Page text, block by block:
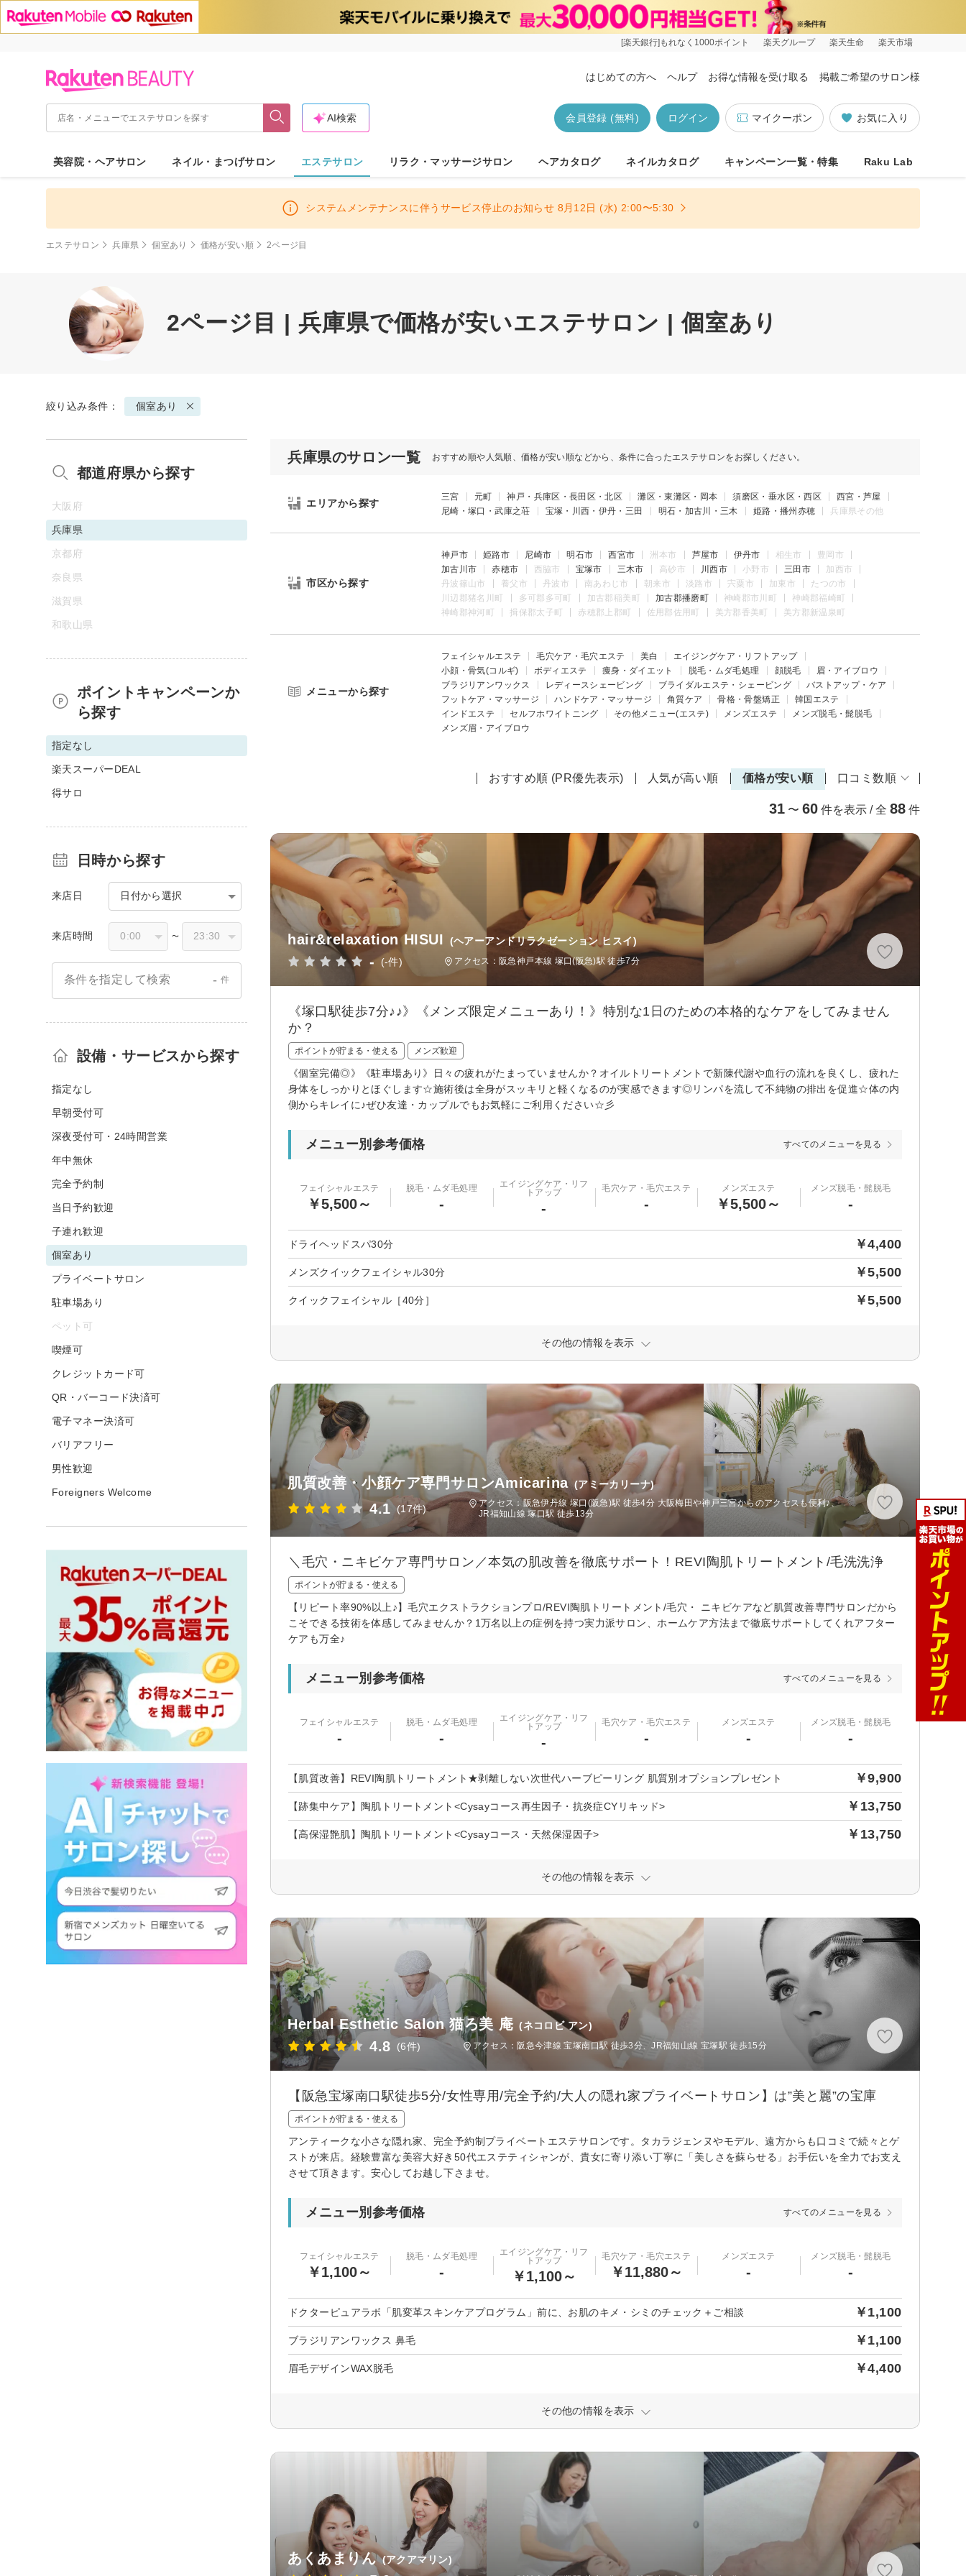
[楽天銀行]もれなく1000ポイント 楽天グループ 楽天生命 楽天市場
はじめての方へ ヘルプ お得な情報を受け取る 掲載ご希望のサロン様
お気に入り
マイクーポン
ログイン
会員登録 (無料)
AI検索
美容院・ヘアサロン ネイル・まつげサロン エステサロン リラク・マッサージサロン ヘアカタログ ネイルカタログ キャンペーン一覧・特集 Raku Lab
システムメンテナンスに伴うサービス停止のお知らせ 8月12日 (水) 2:00〜5:30
エステサロン 兵庫県 個室あり 価格が安い順 2ページ目
2ページ目 | 兵庫県で価格が安いエステサロン | 個室あり
絞り込み条件： 個室あり
兵庫県のサロン一覧 おすすめ順や人気順、価格が安い順などから、条件に合ったエステサロンをお探しください。
エリアから探す
三宮 元町 神戸・兵庫区・長田区・北区 灘区・東灘区・岡本 須磨区・垂水区・西区
西宮・芦屋
尼崎・塚口・武庫之荘
宝塚・川西・伊丹・三田 明石・加古川・三木 姫路・播州赤穂 兵庫県その他
市区から探す
神戸市 姫路市 尼崎市 明石市 西宮市 洲本市 芦屋市 伊丹市 相生市
豊岡市
加古川市
赤穂市 西脇市 宝塚市 三木市 高砂市 川西市 小野市 三田市
加西市
丹波篠山市
養父市 丹波市 南あわじ市 朝来市 淡路市 宍粟市 加東市
たつの市
川辺郡猪名川町
多可郡多可町 加古郡稲美町 加古郡播磨町 神崎郡市川町
神崎郡福崎町
神崎郡神河町
揖保郡太子町 赤穂郡上郡町 佐用郡佐用町 美方郡香美町 美方郡新温泉町
メニューから探す
フェイシャルエステ 毛穴ケア・毛穴エステ 美白
エイジングケア・リフトアップ
小顔・骨気(コルギ)
ボディエステ 痩身・ダイエット 脱毛・ムダ毛処理 顔脱毛
眉・アイブロウ
ブラジリアンワックス
レディースシェービング ブライダルエステ・シェービング
バストアップ・ケア
フットケア・マッサージ
ハンドケア・マッサージ 角質ケア 骨格・骨盤矯正
韓国エステ
インドエステ
セルフホワイトニング その他メニュー(エステ) メンズエステ
メンズ脱毛・髭脱毛
メンズ眉・アイブロウ
おすすめ順 (PR優先表示) 人気が高い順 価格が安い順 口コミ数順
31 〜 60 件を表示 / 全 88 件
hair&relaxation HISUI (ヘアーアンドリラクゼーション ヒスイ)
- (-件) アクセス：阪急神戸本線 塚口(阪急)駅 徒歩7分
《塚口駅徒歩7分♪♪》《メンズ限定メニューあり！》特別な1日のための本格的なケアをしてみません
か？
ポイントが貯まる・使える メンズ歓迎
《個室完備◎》《駐車場あり》日々の疲れがたまっていませんか？オイルトリートメントで新陳代謝や血行の流れを良くし、疲れた
身体をしっかりとほぐします☆施術後は全身がスッキリと軽くなるのが実感できます◎リンパを流して不純物の排出を促進☆体の内
側からキレイに♪ぜひ友達・カップルでもお気軽にご利用ください☆彡
メニュー別参考価格 すべてのメニューを見る
フェイシャルエステ
￥5,500～
脱毛・ムダ毛処理
-
エイジングケア・リフ
トアップ
-
毛穴ケア・毛穴エステ
-
メンズエステ
￥5,500～
メンズ脱毛・髭脱毛
-
ドライヘッドスパ30分 ￥4,400
メンズクイックフェイシャル30分 ￥5,500
クイックフェイシャル［40分］ ￥5,500
その他の情報を表示
肌質改善・小顔ケア専門サロンAmicarina (アミーカリーナ)
4.1 (17件)
アクセス：阪急伊丹線 塚口(阪急)駅 徒歩4分 大阪梅田や神戸三宮からのアクセスも便利♪、
JR福知山線 塚口駅 徒歩13分
＼毛穴・ニキビケア専門サロン／本気の肌改善を徹底サポート！REVI陶肌トリートメント/毛洗洗浄
ポイントが貯まる・使える
【リピート率90%以上♪】毛穴エクストラクションプロ/REVI陶肌トリートメント/毛穴・ ニキビケアなど肌質改善専門サロンだから
こそできる技術を体感してみませんか？1万名以上の症例を持つ実力派サロン、ホームケア方法まで徹底サポートしてくれアフター
ケアも万全♪
メニュー別参考価格 すべてのメニューを見る
フェイシャルエステ
-
脱毛・ムダ毛処理
-
エイジングケア・リフ
トアップ
-
毛穴ケア・毛穴エステ
-
メンズエステ
-
メンズ脱毛・髭脱毛
-
【肌質改善】REVI陶肌トリートメント★剥離しない次世代ハーブピーリング 肌質別オプションプレゼント ￥9,900
【跡集中ケア】陶肌トリートメント<Cysayコース再生因子・抗炎症CYリキッド> ￥13,750
【高保湿艶肌】陶肌トリートメント<Cysayコース・天然保湿因子> ￥13,750
その他の情報を表示
Herbal Esthetic Salon 猫ろ美 庵 (ネコロビ アン)
4.8 (6件) アクセス：阪急今津線 宝塚南口駅 徒歩3分、JR福知山線 宝塚駅 徒歩15分
【阪急宝塚南口駅徒歩5分/女性専用/完全予約/大人の隠れ家プライベートサロン】は”美と麗”の宝庫
ポイントが貯まる・使える
アンティークな小さな隠れ家、完全予約制プライベートエステサロンです。タカラジェンヌやモデル、遠方からも口コミで続々とゲ
ストが来店。経験豊富な美容大好き50代エステティシャンが、貴女に寄り添い丁寧に「美しさを蘇らせる」お手伝いを全力でお支え
させて頂きます。安心してお越し下さませ。
メニュー別参考価格 すべてのメニューを見る
フェイシャルエステ
￥1,100～
脱毛・ムダ毛処理
-
エイジングケア・リフ
トアップ
￥1,100～
毛穴ケア・毛穴エステ
￥11,880～
メンズエステ
-
メンズ脱毛・髭脱毛
-
ドクターピュアラボ「肌変革スキンケアプログラム」前に、お肌のキメ・シミのチェック＋ご相談 ￥1,100
ブラジリアンワックス 鼻毛 ￥1,100
眉毛デザインWAX脱毛 ￥4,400
その他の情報を表示
あくあまりん (アクアマリン)
都道府県から探す
大阪府
兵庫県
京都府
奈良県
滋賀県
和歌山県
ポイントキャンペーンか
ら探す
指定なし
楽天スーパーDEAL
得サロ
日時から探す
来店日 日付から選択
来店時間 〜
条件を指定して検索 - 件
設備・サービスから探す
指定なし
早朝受付可
深夜受付可・24時間営業
年中無休
完全予約制
当日予約歓迎
子連れ歓迎
個室あり
プライベートサロン
駐車場あり
ペット可
喫煙可
クレジットカード可
QR・バーコード決済可
電子マネー決済可
バリアフリー
男性歓迎
Foreigners Welcome